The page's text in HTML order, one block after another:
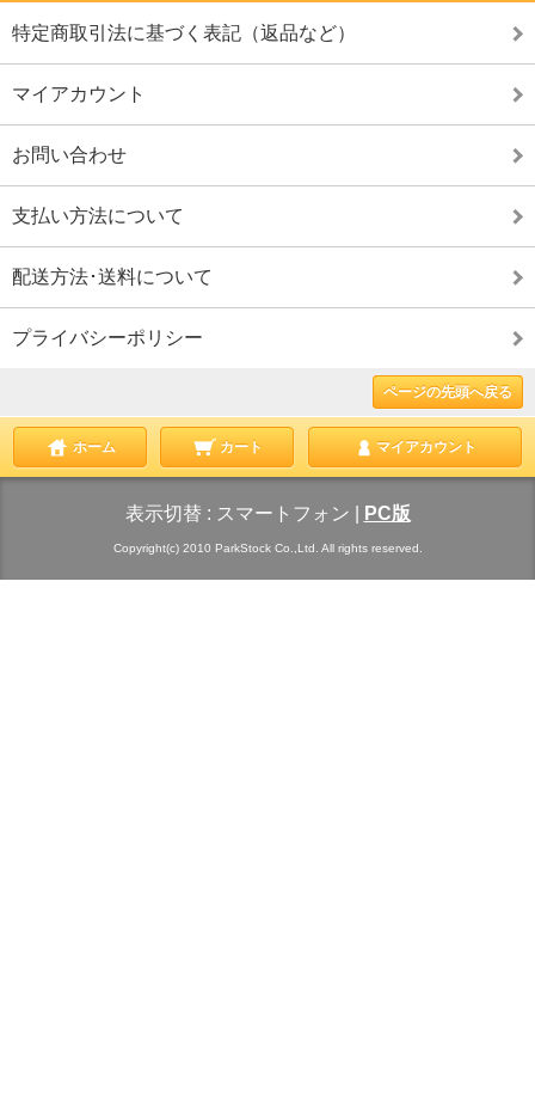
特定商取引法に基づく表記（返品など）
マイアカウント
お問い合わせ
支払い方法について
配送方法･送料について
プライバシーポリシー
ページの先頭へ戻る
ホーム カート マイアカウント
表示切替 : スマートフォン PC版
Copyright(c) 2010 ParkStock Co.,Ltd. All rights reserved.